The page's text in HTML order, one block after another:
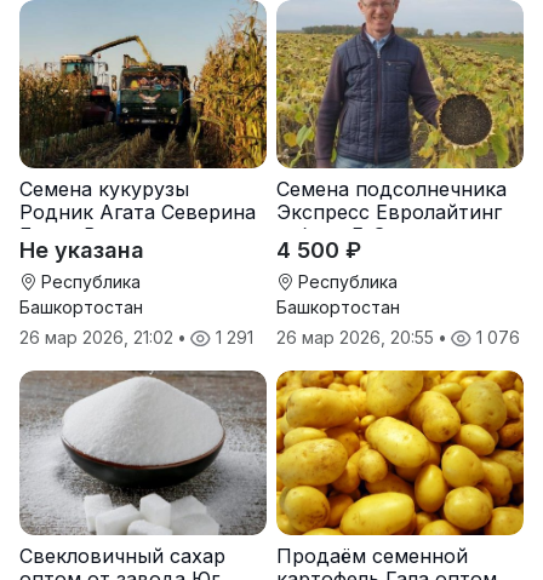
Семена кукурузы
Родник Агата Северина
Берта Вилора
Прохладненский Дарина
Росс Машук Катерина
Не указана
Республика
Башкортостан
26 мар 2026, 21:02 • 1 291
Семена подсолнечника
Экспресс Евролайтинг
гибрид F-G+
4 500 ₽
Республика
Башкортостан
26 мар 2026, 20:55 • 1 076
Свекловичный сахар
Продаём семенной